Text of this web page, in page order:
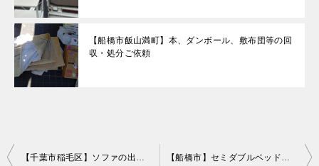
【船橋市飯山満町】本、ダンボール、敷布団等の回
収・処分ご依頼
投
【千葉市稲毛区】ソファの出張不用品回収・処分ご依頼 お客様の声 【船橋市】セミダブルベッドの不用品回収処分 お客様の声